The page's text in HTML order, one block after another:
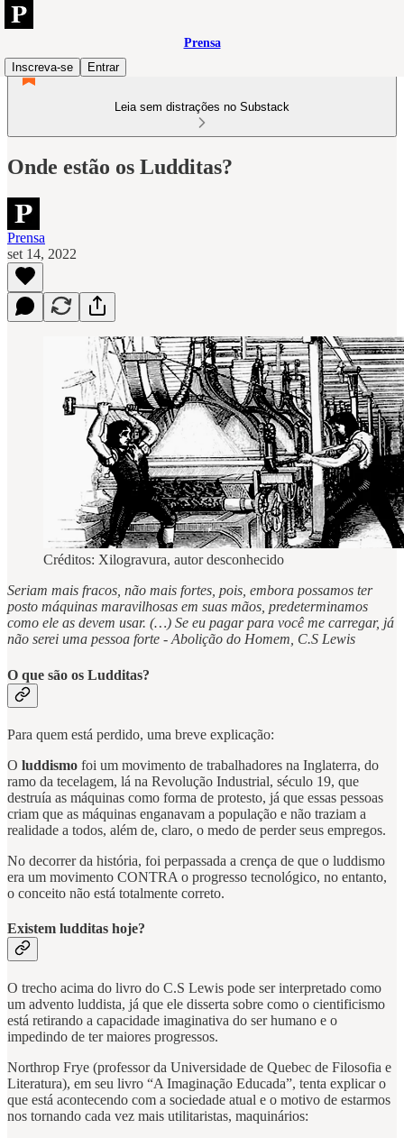
Prensa
Inscreva-se
Entrar
Leia sem distrações no Substack
Onde estão os Ludditas?
Prensa
set 14, 2022
Créditos: Xilogravura, autor desconhecido
Seriam mais fracos, não mais fortes, pois, embora possamos ter
posto máquinas maravilhosas em suas mãos, predeterminamos
como ele as devem usar. (…) Se eu pagar para você me carregar, já
não serei uma pessoa forte - Abolição do Homem, C.S Lewis
O que são os Ludditas?
Para quem está perdido, uma breve explicação:
O luddismo foi um movimento de trabalhadores na Inglaterra, do
ramo da tecelagem, lá na Revolução Industrial, século 19, que
destruía as máquinas como forma de protesto, já que essas pessoas
criam que as máquinas enganavam a população e não traziam a
realidade a todos, além de, claro, o medo de perder seus empregos.
No decorrer da história, foi perpassada a crença de que o luddismo
era um movimento CONTRA o progresso tecnológico, no entanto,
o conceito não está totalmente correto.
Existem ludditas hoje?
O trecho acima do livro do C.S Lewis pode ser interpretado como
um advento luddista, já que ele disserta sobre como o cientificismo
está retirando a capacidade imaginativa do ser humano e o
impedindo de ter maiores progressos.
Northrop Frye (professor da Universidade de Quebec de Filosofia e
Literatura), em seu livro “A Imaginação Educada”, tenta explicar o
que está acontecendo com a sociedade atual e o motivo de estarmos
nos tornando cada vez mais utilitaristas, maquinários: